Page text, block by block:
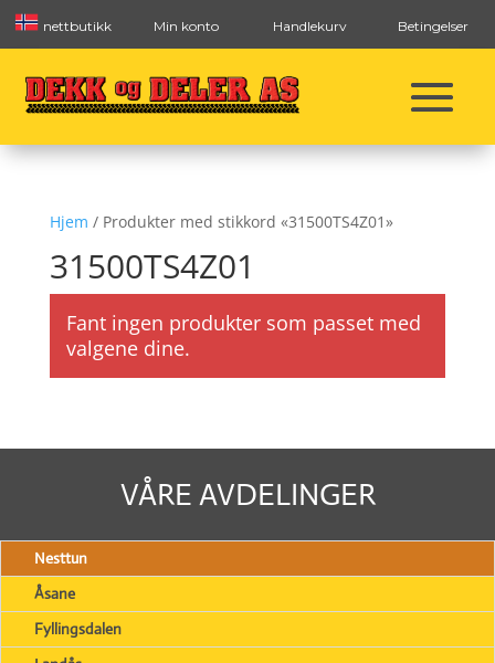
nettbutikk Min konto Handlekurv Betingelser
Hjem / Produkter med stikkord «31500TS4Z01»
31500TS4Z01
Fant ingen produkter som passet med
valgene dine.
VÅRE AVDELINGER
Nesttun
Åsane
Fyllingsdalen